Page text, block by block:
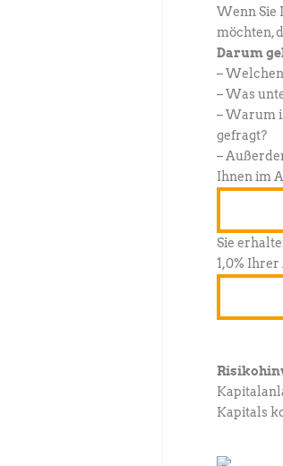
Wenn Sie
möchten,
Darum
–
– Was
– Warum
gefragt?
–
Ihnen im
Sie
1,0% Ihrer
Kapitals